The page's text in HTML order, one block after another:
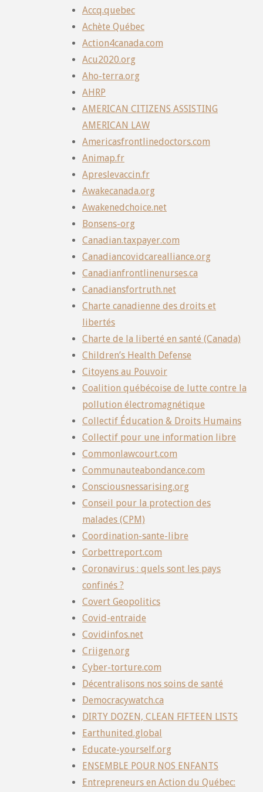
Accq.quebec
Achète Québec
Action4canada.com
Acu2020.org
Aho-terra.org
AHRP
AMERICAN CITIZENS ASSISTING
AMERICAN LAW
Americasfrontlinedoctors.com
Animap.fr
Apreslevaccin.fr
Awakecanada.org
Awakenedchoice.net
Bonsens-org
Canadian.taxpayer.com
Canadiancovidcarealliance.org
Canadianfrontlinenurses.ca
Canadiansfortruth.net
Charte canadienne des droits et
libertés
Charte de la liberté en santé (Canada)
Children’s Health Defense
Citoyens au Pouvoir
Coalition québécoise de lutte contre la
pollution électromagnétique
Collectif Éducation & Droits Humains
Collectif pour une information libre
Commonlawcourt.com
Communauteabondance.com
Consciousnessarising.org
Conseil pour la protection des
malades (CPM)
Coordination-sante-libre
Corbettreport.com
Coronavirus : quels sont les pays
confinés ?
Covert Geopolitics
Covid-entraide
Covidinfos.net
Criigen.org
Cyber-torture.com
Décentralisons nos soins de santé
Democracywatch.ca
DIRTY DOZEN, CLEAN FIFTEEN LISTS
Earthunited.global
Educate-yourself.org
ENSEMBLE POUR NOS ENFANTS
Entrepreneurs en Action du Québec: